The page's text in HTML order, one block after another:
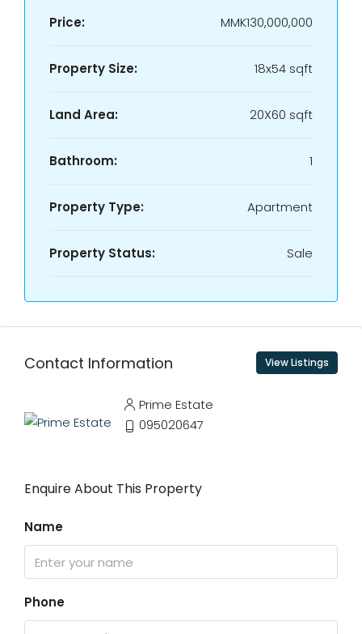
Price: MMK130,000,000
Property Size: 18x54 sqft
Land Area: 20X60 sqft
Bathroom: 1
Property Type: Apartment
Property Status: Sale
Contact Information View Listings
Prime Estate
095020647
Enquire About This Property
Name
Phone